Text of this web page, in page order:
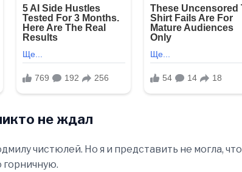
не ждал
чистюлей. Но я и представить не могла, что
горничную.